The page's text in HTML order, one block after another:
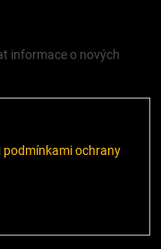
informace o nových
podmínkami ochrany